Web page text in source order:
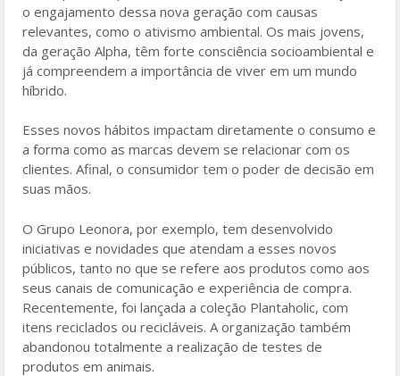
o engajamento dessa nova geração com causas
relevantes, como o ativismo ambiental. Os mais jovens,
da geração Alpha, têm forte consciência socioambiental e
já compreendem a importância de viver em um mundo
híbrido.
Esses novos hábitos impactam diretamente o consumo e
a forma como as marcas devem se relacionar com os
clientes. Afinal, o consumidor tem o poder de decisão em
suas mãos.
O Grupo Leonora, por exemplo, tem desenvolvido
iniciativas e novidades que atendam a esses novos
públicos, tanto no que se refere aos produtos como aos
seus canais de comunicação e experiência de compra.
Recentemente, foi lançada a coleção Plantaholic, com
itens reciclados ou recicláveis. A organização também
abandonou totalmente a realização de testes de
produtos em animais.